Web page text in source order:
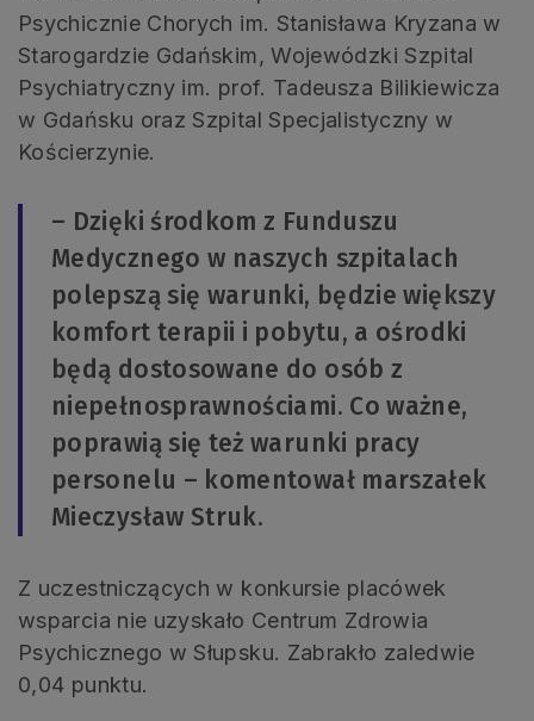
Psychicznie Chorych im. Stanisława Kryzana w
Starogardzie Gdańskim, Wojewódzki Szpital
Psychiatryczny im. prof. Tadeusza Bilikiewicza
w Gdańsku oraz Szpital Specjalistyczny w
Kościerzynie.
– Dzięki środkom z Funduszu
Medycznego w naszych szpitalach
polepszą się warunki, będzie większy
komfort terapii i pobytu, a ośrodki
będą dostosowane do osób z
niepełnosprawnościami. Co ważne,
poprawią się też warunki pracy
personelu – komentował marszałek
Mieczysław Struk.
Z uczestniczących w konkursie placówek
wsparcia nie uzyskało Centrum Zdrowia
Psychicznego w Słupsku. Zabrakło zaledwie
0,04 punktu.